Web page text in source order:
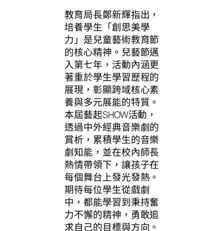
教育局長鄭新輝指出，
培養學生「創思美學
力」是兒童藝術教育節
的核心精神。兒藝節邁
入第七年，活動內涵更
著重於學生學習歷程的
展現，彰顯跨域核心素
養與多元展能的特質。
本屆藝起SHOW活動，
透過中外經典音樂劇的
賞析，累積學生的音樂
劇知能，並在校內師長
熱情帶領下，讓孩子在
每個舞台上發光發熱。
期待每位學生從戲劇
中，都能學習到秉持奮
力不懈的精神，勇敢追
求自己的目標與方向。